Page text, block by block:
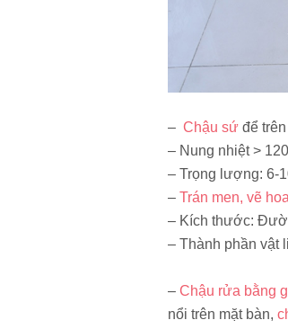
– Chậu sứđể trên
– Nung nhiệt >
– Trọng lượng: 6-
– Trán men, vẽ
– Kích thước:
– Thành phần vật
–Chậu rửa bằng
nổi trên mặt bàn,